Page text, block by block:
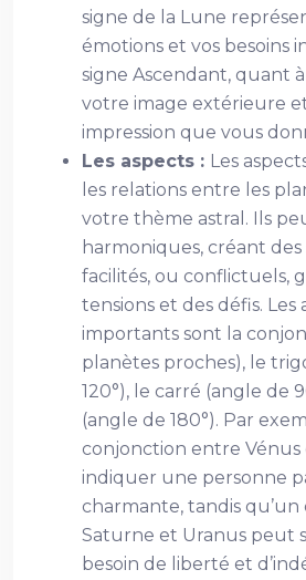
signe de la Lune
émotions et vos besoins
signe Ascendant, quant
votre image extérieure
impression que vous
Les aspects : Les
les relations entre les
votre thème astral. Ils
harmoniques, créant
facilités, ou conflictuels,
tensions et des défis. Les
importants sont la
planètes proches), le
120°), le carré (angle de
(angle de 180°). Par
conjonction entre Vénus
indiquer une personne
charmante, tandis
Saturne et Uranus peut
besoin de liberté et